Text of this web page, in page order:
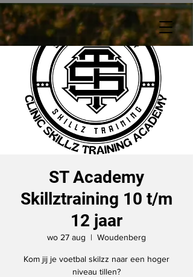
ST Academy
Skillztraining 10 t/m
12 jaar
wo 27 aug
  |
Woudenberg
Kom jij je voetbal skilzz naar een hoger
niveau tillen?